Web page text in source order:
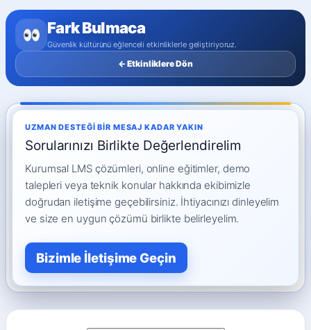
Fark Bulmaca
Güvenlik kültürünü eğlenceli etkinliklerle geliştiriyoruz.
← Etkinliklere Dön
UZMAN DESTEĞI BIR MESAJ KADAR YAKIN
Sorularınızı Birlikte Değerlendirelim
Kurumsal LMS çözümleri, online eğitimler, demo
talepleri veya teknik konular hakkında ekibimizle
doğrudan iletişime geçebilirsiniz. İhtiyacınızı dinleyelim
ve size en uygun çözümü birlikte belirleyelim.
Bizimle İletişime Geçin